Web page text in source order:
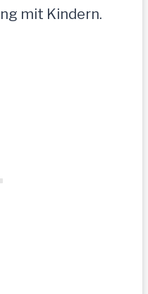
mit Kindern.